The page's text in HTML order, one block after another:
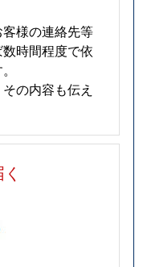
様の連絡先等
時間程度で依
の内容も伝え